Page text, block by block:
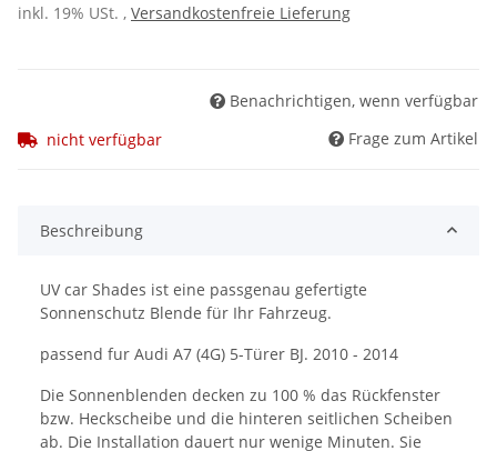
inkl. 19% USt. , Versandkostenfreie Lieferung
Benachrichtigen, wenn verfügbar
nicht verfügbar
Frage zum Artikel
Beschreibung
UV car Shades ist eine passgenau gefertigte
Sonnenschutz Blende für Ihr Fahrzeug.
passend fur Audi A7 (4G) 5-Türer BJ. 2010 - 2014
Die Sonnenblenden decken zu 100 % das Rückfenster
bzw. Heckscheibe und die hinteren seitlichen Scheiben
ab. Die Installation dauert nur wenige Minuten. Sie